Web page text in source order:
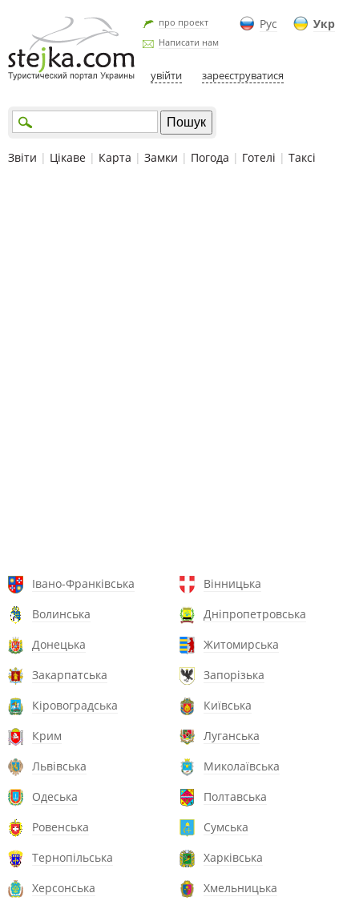
Рус Укр
про проект
Написати нам
увійти зареєструватися
Звіти | Цікаве | Карта | Замки | Погода | Готелі | Таксі
Івано-Франківська
Вінницька
Волинська
Дніпропетровська
Донецька
Житомирська
Закарпатська
Запорізька
Кіровоградська
Київська
Крим
Луганська
Львівська
Миколаївська
Одеська
Полтавська
Ровенська
Сумська
Тернопільська
Харківська
Херсонська
Хмельницька